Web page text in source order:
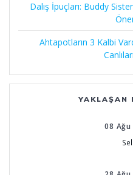
Dalış İpuçları: Buddy
Ahtapotların 3 Kalbi
YAKLAŞAN
08 Ağu